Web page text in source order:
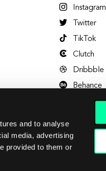
and to analyse
media, advertising
provided to them or
Instagram
Twitter
TikTok
Clutch
Dribbble
Behance